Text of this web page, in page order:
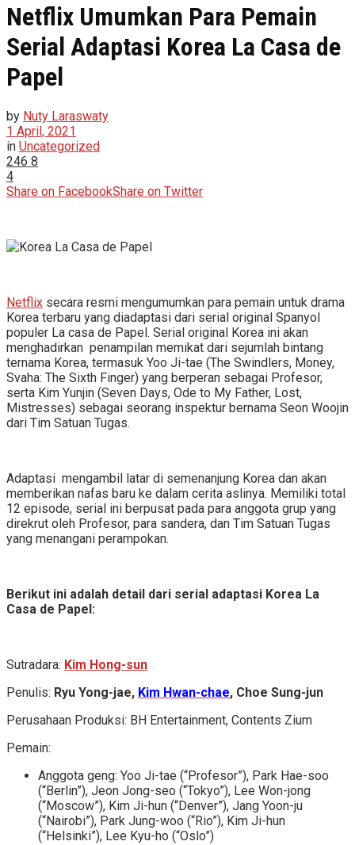
Netflix Umumkan Para Pemain
Serial Adaptasi Korea La Casa de
Papel
by Nuty Laraswaty
1 April, 2021
in Uncategorized
246 8
4
Share on FacebookShare on Twitter
Netflix secara resmi mengumumkan para pemain untuk drama
Korea terbaru yang diadaptasi dari serial original Spanyol
populer La casa de Papel. Serial original Korea ini akan
menghadirkan penampilan memikat dari sejumlah bintang
ternama Korea, termasuk Yoo Ji-tae (The Swindlers, Money,
Svaha: The Sixth Finger) yang berperan sebagai Profesor,
serta Kim Yunjin (Seven Days, Ode to My Father, Lost,
Mistresses) sebagai seorang inspektur bernama Seon Woojin
dari Tim Satuan Tugas.
Adaptasi mengambil latar di semenanjung Korea dan akan
memberikan nafas baru ke dalam cerita aslinya. Memiliki total
12 episode, serial ini berpusat pada para anggota grup yang
direkrut oleh Profesor, para sandera, dan Tim Satuan Tugas
yang menangani perampokan.
Berikut ini adalah detail dari serial adaptasi Korea La
Casa de Papel:
Sutradara: Kim Hong-sun
Penulis: Ryu Yong-jae, Kim Hwan-chae, Choe Sung-jun
Perusahaan Produksi: BH Entertainment, Contents Zium
Pemain:
Anggota geng: Yoo Ji-tae (“Profesor”), Park Hae-soo
(“Berlin”), Jeon Jong-seo (“Tokyo”), Lee Won-jong
(“Moscow”), Kim Ji-hun (“Denver”), Jang Yoon-ju
(“Nairobi”), Park Jung-woo (“Rio”), Kim Ji-hun
(“Helsinki”), Lee Kyu-ho (“Oslo”)